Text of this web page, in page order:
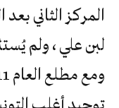
المركز الثاني
لبن علي ، ولم
توحيد أغلب